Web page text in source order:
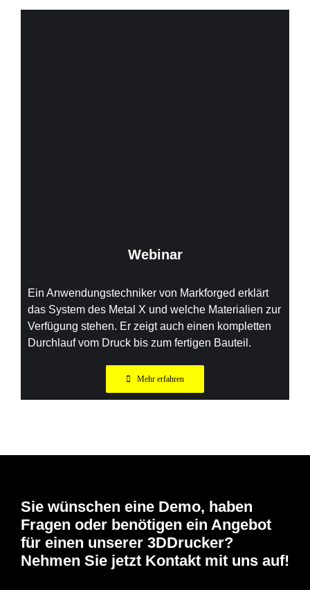
Webinar
Ein Anwendungstechniker von Markforged erklärt
das System des Metal X und welche Materialien zur
Verfügung stehen. Er zeigt auch einen kompletten
Durchlauf vom Druck bis zum fertigen Bauteil.
Mehr erfahren
Sie wünschen eine Demo, haben
Fragen oder benötigen ein Angebot
für einen unserer 3DDrucker?
Nehmen Sie jetzt Kontakt mit uns auf!